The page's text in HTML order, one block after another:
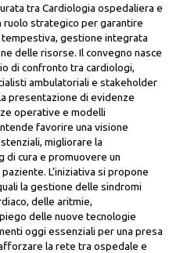
tra Cardiologia ospedaliera e
ruolo strategico per garantire
gestione integrata
delle risorse. Il convegno nasce
di confronto tra cardiologi,
ambulatoriali e stakeholder
presentazione di evidenze
operative e modelli
favorire una visione
migliorare la
di cura e promuovere un
L’iniziativa si propone
la gestione delle sindromi
delle aritmie,
delle nuove tecnologie
oggi essenziali per una presa
la rete tra ospedale e